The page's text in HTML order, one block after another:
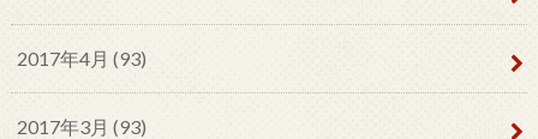
2017年4月 (93)
2017年3月 (93)